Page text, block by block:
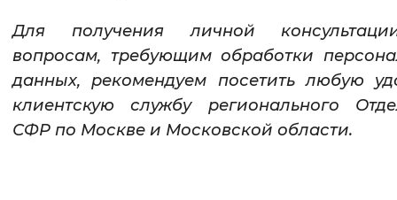
Для получения личной
вопросам, требующим обработки
данных, рекомендуем посетить любую
клиентскую службу регионального
СФР по Москве и Московской области.